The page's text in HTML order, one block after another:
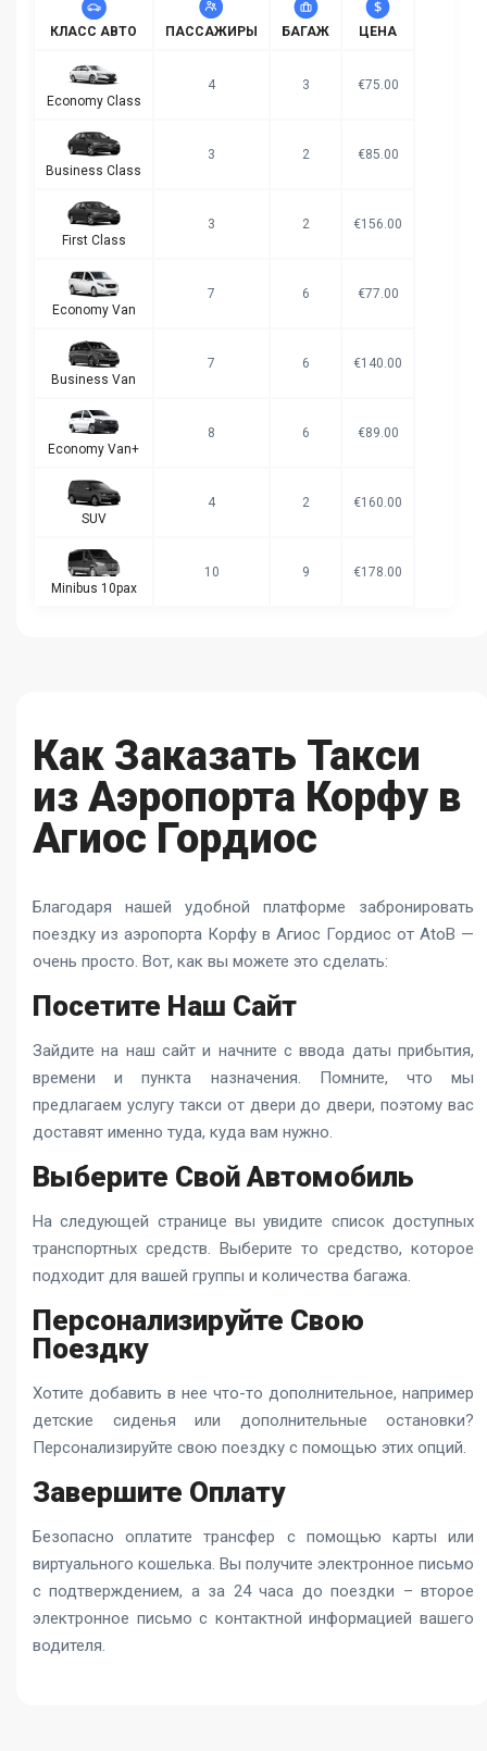
КЛАСС АВТО ПАССАЖИРЫ БАГАЖ ЦЕНА
Economy Class
4 3 €75.00
Business Class
3 2 €85.00
First Class
3 2 €156.00
Economy Van
7 6 €77.00
Business Van
7 6 €140.00
Economy Van+
8 6 €89.00
SUV
4 2 €160.00
Minibus 10pax
10 9 €178.00
Как Заказать Такси
из Аэропорта Корфу в
Агиос Гордиос
Благодаря нашей удобной платформе забронировать
поездку из аэропорта Корфу в Агиос Гордиос от AtoB —
очень просто. Вот, как вы можете это сделать:
Посетите Наш Сайт
Зайдите на наш сайт и начните с ввода даты прибытия,
времени и пункта назначения. Помните, что мы
предлагаем услугу такси от двери до двери, поэтому вас
доставят именно туда, куда вам нужно.
Выберите Свой Автомобиль
На следующей странице вы увидите список доступных
транспортных средств. Выберите то средство, которое
подходит для вашей группы и количества багажа.
Персонализируйте Свою
Поездку
Хотите добавить в нее что-то дополнительное, например
детские сиденья или дополнительные остановки?
Персонализируйте свою поездку с помощью этих опций.
Завершите Оплату
Безопасно оплатите трансфер с помощью карты или
виртуального кошелька. Вы получите электронное письмо
с подтверждением, а за 24 часа до поездки – второе
электронное письмо с контактной информацией вашего
водителя.